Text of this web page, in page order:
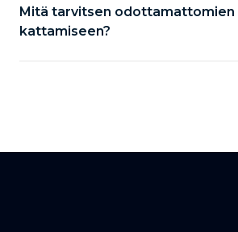
Mitä tarvitsen odottamattomien
kattamiseen?